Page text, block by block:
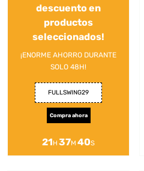
descuento en
productos
seleccionados!
¡ENORME AHORRO DURANTE
SOLO 48H!
FULLSWING29
Compra ahora
21H 37M 39S